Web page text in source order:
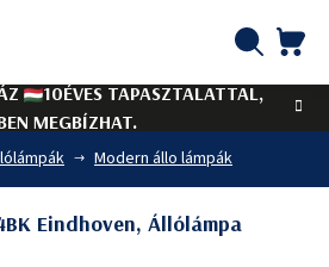
10ÉVES TAPASZTALATTAL,
MEGBÍZHAT.
Modern állo lámpák
Eindhoven, Állólámpa